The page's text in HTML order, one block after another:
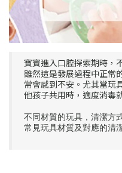
寶寶進入口腔探索期時，
雖然這是發展過程中正常
常會感到不安。尤其當玩
他孩子共用時，適度消毒
不同材質的玩具，清潔方
常見玩具材質及對應的清